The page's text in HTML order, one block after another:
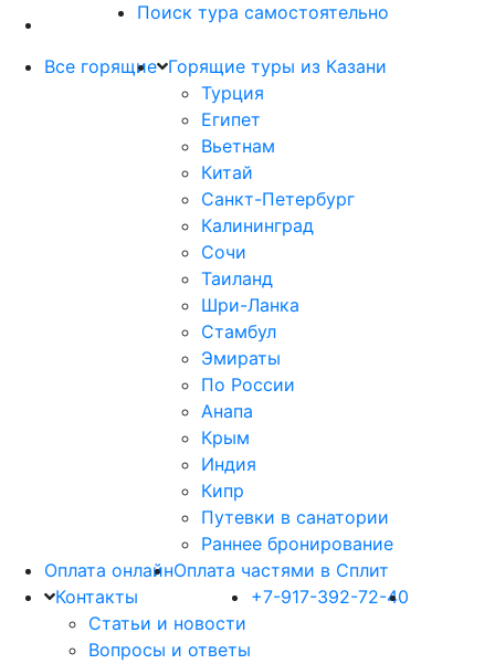
Поиск тура самостоятельно
Все горящие Горящие туры из Казани
Турция
Египет
Вьетнам
Китай
Санкт-Петербург
Калининград
Сочи
Таиланд
Шри-Ланка
Стамбул
Эмираты
По России
Анапа
Крым
Индия
Кипр
Путевки в санатории
Раннее бронирование
Оплата онлайнОплата частями в Сплит
Контакты
Статьи и новости
Вопросы и ответы
+7-917-392-72-40